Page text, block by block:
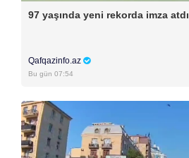
97 yaşında yeni rekorda imza atdı
Qafqazinfo.az
Bu gün 07:54